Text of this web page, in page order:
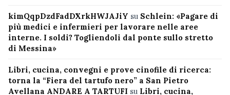
kimQqpDzdFadDXrkHWJAJiY su Schlein: «Pagare di
più medici e infermieri per lavorare nelle aree
interne. I soldi? Togliendoli dal ponte sullo stretto
di Messina»
Libri, cucina, convegni e prove cinofile di ricerca:
torna la “Fiera del tartufo nero” a San Pietro
Avellana ANDARE A TARTUFI su Libri, cucina,